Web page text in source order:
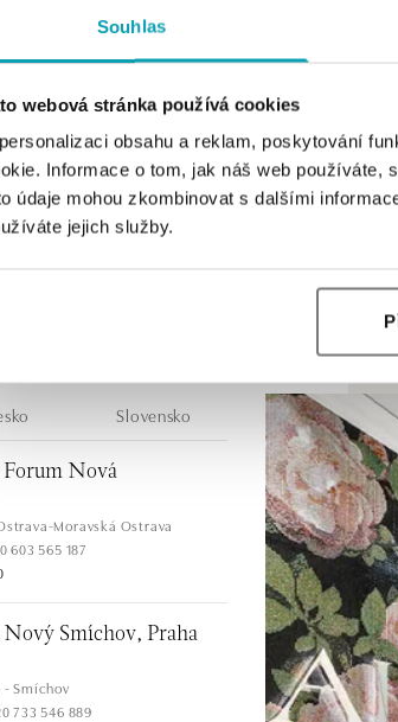
Souhlas
webová stránka používá cookies
obsahu a reklam, poskytování
Informace o tom, jak náš web používáte,
údaje mohou zkombinovat s dalšími
jejich služby.
butiky
Slovensko
Nová
Moravská Ostrava
603 565 187
Smíchov, Praha
- Smíchov
733 546 889